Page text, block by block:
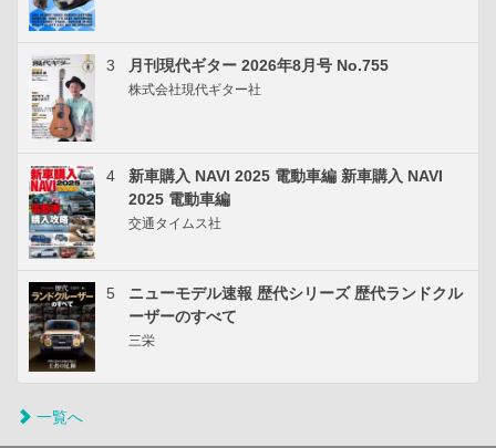
3 月刊現代ギター 2026年8月号 No.755
株式会社現代ギター社
4
新車購入 NAVI 2025 電動車編 新車購入 NAVI
2025 電動車編
交通タイムス社
5
ニューモデル速報 歴代シリーズ 歴代ランドクル
ーザーのすべて
三栄
一覧へ